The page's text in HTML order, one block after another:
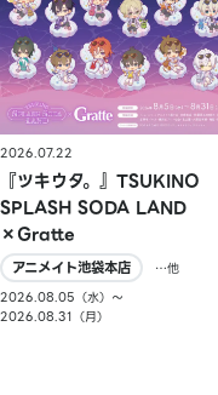
2026.07.22
『ツキウタ。』TSUKINO
SPLASH SODA LAND
×Gratte
アニメイト池袋本店
…他
2026.08.05（水）〜
2026.08.31（月）